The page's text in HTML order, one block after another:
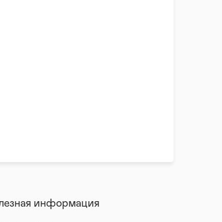
информация